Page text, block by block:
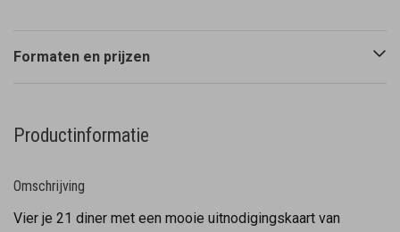
Formaten en prijzen
Productinformatie
Omschrijving
Vier je 21 diner met een mooie uitnodigingskaart van